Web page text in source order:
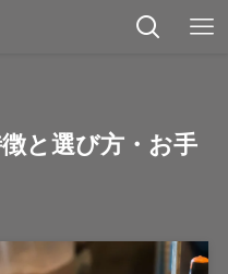
と選び方・お手